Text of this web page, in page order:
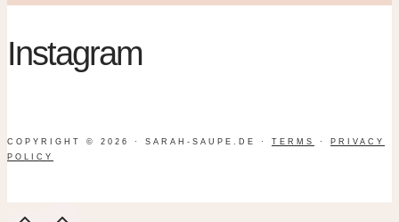
Instagram
COPYRIGHT © 2026 · SARAH-SAUPE.DE · TERMS · PRIVACY
POLICY